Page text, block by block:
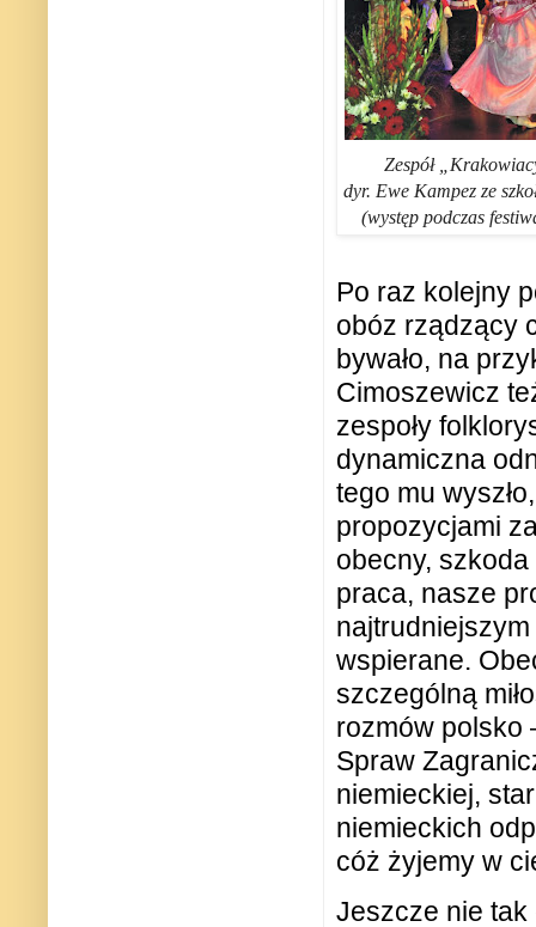
Zespół
dyr. Ewe Kampez ze
(występ podczas
Po raz kolejny
obóz rządzący
bywało, na
Cimoszewicz
zespoły
dynamiczna
tego mu
propozycjami
obecny,
praca, nasze
wspierane.
szczególną
rozmów polsko
Spraw
niemieckiej,
niemieckich
cóż żyjemy w
Jeszcze nie